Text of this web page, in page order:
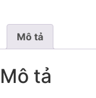
Mô tả
Mô tả